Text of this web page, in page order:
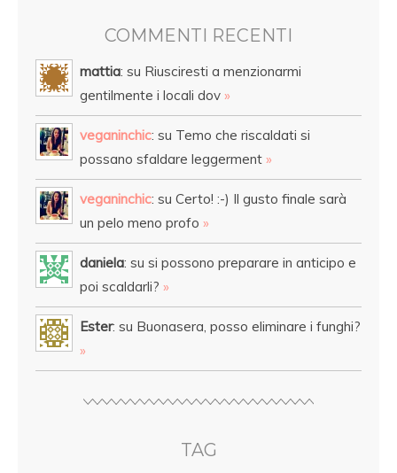
COMMENTI RECENTI
mattia: su Riusciresti a menzionarmi
gentilmente i locali dov »
veganinchic: su Temo che riscaldati si
possano sfaldare leggerment »
veganinchic: su Certo! :-) Il gusto finale sarà
un pelo meno profo »
daniela: su si possono preparare in anticipo e
poi scaldarli? »
Ester: su Buonasera, posso eliminare i funghi?
»
TAG